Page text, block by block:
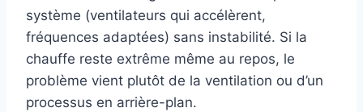
système (ventilateurs qui accélèrent,
fréquences adaptées) sans instabilité. Si la
chauffe reste extrême même au repos, le
problème vient plutôt de la ventilation ou d’un
processus en arrière-plan.